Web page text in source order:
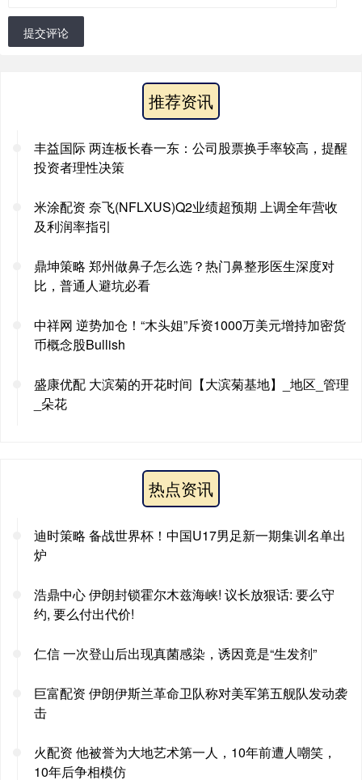
提交评论
推荐资讯
丰益国际 两连板长春一东：公司股票换手率较高，提醒
投资者理性决策
米涂配资 奈飞(NFLXUS)Q2业绩超预期 上调全年营收
及利润率指引
鼎坤策略 郑州做鼻子怎么选？热门鼻整形医生深度对
比，普通人避坑必看
中祥网 逆势加仓！“木头姐”斥资1000万美元增持加密货
币概念股Bullish
盛康优配 大滨菊的开花时间【大滨菊基地】_地区_管理
_朵花
热点资讯
迪时策略 备战世界杯！中国U17男足新一期集训名单出
炉
浩鼎中心 伊朗封锁霍尔木兹海峡! 议长放狠话: 要么守
约, 要么付出代价!
仁信 一次登山后出现真菌感染，诱因竟是“生发剂”
巨富配资 伊朗伊斯兰革命卫队称对美军第五舰队发动袭
击
火配资 他被誉为大地艺术第一人，10年前遭人嘲笑，
10年后争相模仿